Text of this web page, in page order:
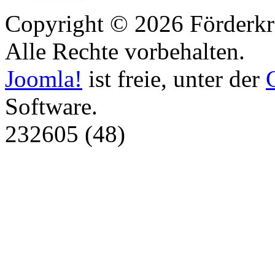
Copyright © 2026
Alle Rechte vorbehalten.
Joomla! ist freie, unter der
Software.
232605 (48)